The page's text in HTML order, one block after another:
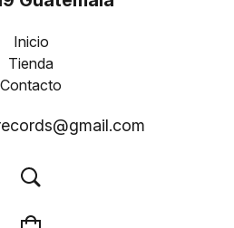
Inicio
Tienda
Contacto